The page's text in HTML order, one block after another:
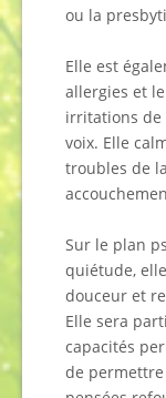
ou la
Elle est
allergies et
irritations de
voix. Elle
troubles de
Sur le plan
quiétude,
douceur et
Elle sera
capacités
de